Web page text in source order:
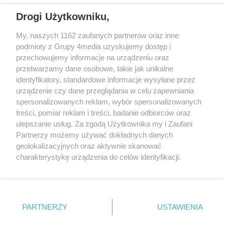
Prywatność Reklama Redakcja Praca Kielce
Facebook.com
Youtube.com
Drogi Użytkowniku,
My, naszych 1162 zaufanych partnerów oraz inne
podmioty z Grupy 4media uzyskujemy dostęp i
przechowujemy informacje na urządzeniu oraz
przetwarzamy dane osobowe, takie jak unikalne
identyfikatory, standardowe informacje wysyłane przez
urządzenie czy dane przeglądania w celu zapewniania
spersonalizowanych reklam, wybór spersonalizowanych
treści, pomiar reklam i treści, badanie odbiorców oraz
ulepszanie usług. Za zgodą Użytkownika my i Zaufani
Partnerzy możemy używać dokładnych danych
geolokalizacyjnych oraz aktywnie skanować
charakterystykę urządzenia do celów identyfikacji.
zmienić/wycofać klikając przycisk ustawień prywatności
znajdujący się w lewym dolnym rogu strony
. Niektóre
PARTNERZY USTAWIENIA